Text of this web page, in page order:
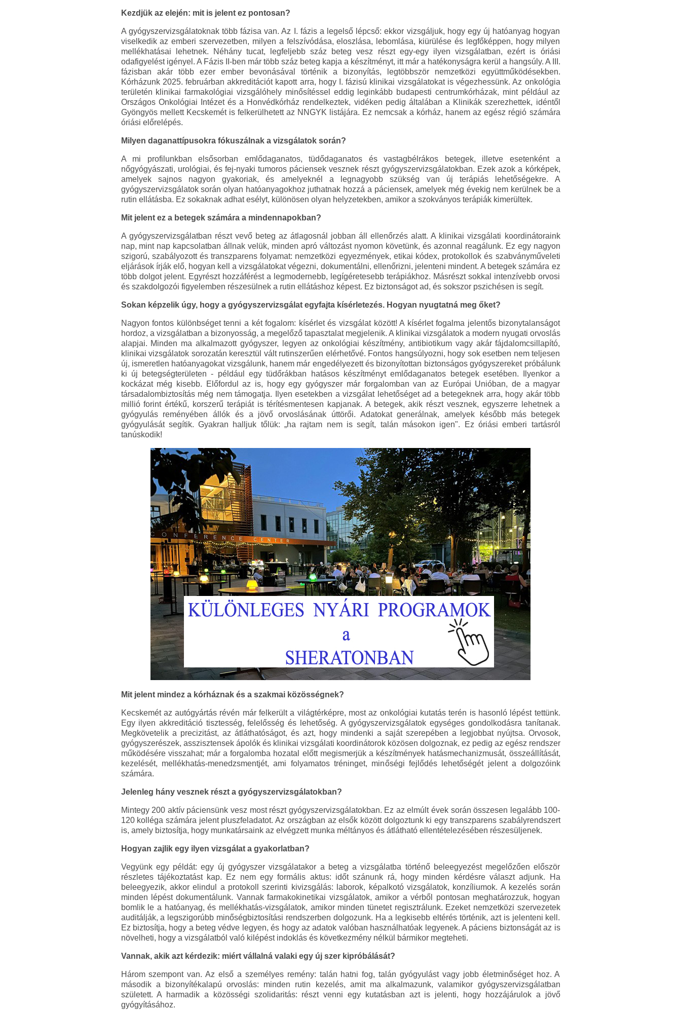
Kezdjük az elején: mit is jelent ez pontosan?
A gyógyszervizsgálatoknak több fázisa van. Az I. fázis a legelső lépcső: ekkor vizsgáljuk, hogy egy új hatóanyag hogyan
viselkedik az emberi szervezetben, milyen a felszívódása, eloszlása, lebomlása, kiürülése és legfőképpen, hogy milyen
mellékhatásai lehetnek. Néhány tucat, legfeljebb száz beteg vesz részt egy-egy ilyen vizsgálatban, ezért is óriási
odafigyelést igényel. A Fázis II-ben már több száz beteg kapja a készítményt, itt már a hatékonyságra kerül a hangsúly. A III.
fázisban akár több ezer ember bevonásával történik a bizonyítás, legtöbbször nemzetközi együttműködésekben.
Kórházunk 2025. februárban akkreditációt kapott arra, hogy I. fázisú klinikai vizsgálatokat is végezhessünk. Az onkológia
területén klinikai farmakológiai vizsgálóhely minősítéssel eddig leginkább budapesti centrumkórházak, mint például az
Országos Onkológiai Intézet és a Honvédkórház rendelkeztek, vidéken pedig általában a Klinikák szerezhettek, idéntől
Gyöngyös mellett Kecskemét is felkerülhetett az NNGYK listájára. Ez nemcsak a kórház, hanem az egész régió számára
óriási előrelépés.
Milyen daganattípusokra fókuszálnak a vizsgálatok során?
A mi profilunkban elsősorban emlődaganatos, tüdődaganatos és vastagbélrákos betegek, illetve esetenként a
nőgyógyászati, urológiai, és fej-nyaki tumoros páciensek vesznek részt gyógyszervizsgálatokban. Ezek azok a kórképek,
amelyek sajnos nagyon gyakoriak, és amelyeknél a legnagyobb szükség van új terápiás lehetőségekre. A
gyógyszervizsgálatok során olyan hatóanyagokhoz juthatnak hozzá a páciensek, amelyek még évekig nem kerülnek be a
rutin ellátásba. Ez sokaknak adhat esélyt, különösen olyan helyzetekben, amikor a szokványos terápiák kimerültek.
Mit jelent ez a betegek számára a mindennapokban?
A gyógyszervizsgálatban részt vevő beteg az átlagosnál jobban áll ellenőrzés alatt. A klinikai vizsgálati koordinátoraink
nap, mint nap kapcsolatban állnak velük, minden apró változást nyomon követünk, és azonnal reagálunk. Ez egy nagyon
szigorú, szabályozott és transzparens folyamat: nemzetközi egyezmények, etikai kódex, protokollok és szabványműveleti
eljárások írják elő, hogyan kell a vizsgálatokat végezni, dokumentálni, ellenőrizni, jelenteni mindent. A betegek számára ez
több dolgot jelent. Egyrészt hozzáférést a legmodernebb, legígéretesebb terápiákhoz. Másrészt sokkal intenzívebb orvosi
és szakdolgozói figyelemben részesülnek a rutin ellátáshoz képest. Ez biztonságot ad, és sokszor pszichésen is segít.
Sokan képzelik úgy, hogy a gyógyszervizsgálat egyfajta kísérletezés. Hogyan nyugtatná meg őket?
Nagyon fontos különbséget tenni a két fogalom: kísérlet és vizsgálat között! A kísérlet fogalma jelentős bizonytalanságot
hordoz, a vizsgálatban a bizonyosság, a megelőző tapasztalat megjelenik. A klinikai vizsgálatok a modern nyugati orvoslás
alapjai. Minden ma alkalmazott gyógyszer, legyen az onkológiai készítmény, antibiotikum vagy akár fájdalomcsillapító,
klinikai vizsgálatok sorozatán keresztül vált rutinszerűen elérhetővé. Fontos hangsúlyozni, hogy sok esetben nem teljesen
új, ismeretlen hatóanyagokat vizsgálunk, hanem már engedélyezett és bizonyítottan biztonságos gyógyszereket próbálunk
ki új betegségterületen - például egy tüdőrákban hatásos készítményt emlődaganatos betegek esetében. Ilyenkor a
kockázat még kisebb. Előfordul az is, hogy egy gyógyszer már forgalomban van az Európai Unióban, de a magyar
társadalombiztosítás még nem támogatja. Ilyen esetekben a vizsgálat lehetőséget ad a betegeknek arra, hogy akár több
millió forint értékű, korszerű terápiát is térítésmentesen kapjanak. A betegek, akik részt vesznek, egyszerre lehetnek a
gyógyulás reményében állók és a jövő orvoslásának úttörői. Adatokat generálnak, amelyek később más betegek
gyógyulását segítik. Gyakran halljuk tőlük: „ha rajtam nem is segít, talán másokon igen". Ez óriási emberi tartásról
tanúskodik!
Mit jelent mindez a kórháznak és a szakmai közösségnek?
Kecskemét az autógyártás révén már felkerült a világtérképre, most az onkológiai kutatás terén is hasonló lépést tettünk.
Egy ilyen akkreditáció tisztesség, felelősség és lehetőség. A gyógyszervizsgálatok egységes gondolkodásra tanítanak.
Megkövetelik a precizitást, az átláthatóságot, és azt, hogy mindenki a saját szerepében a legjobbat nyújtsa. Orvosok,
gyógyszerészek, asszisztensek ápolók és klinikai vizsgálati koordinátorok közösen dolgoznak, ez pedig az egész rendszer
működésére visszahat; már a forgalomba hozatal előtt megismerjük a készítmények hatásmechanizmusát, összeállítását,
kezelését, mellékhatás-menedzsmentjét, ami folyamatos tréninget, minőségi fejlődés lehetőségét jelent a dolgozóink
számára.
Jelenleg hány vesznek részt a gyógyszervizsgálatokban?
Mintegy 200 aktív páciensünk vesz most részt gyógyszervizsgálatokban. Ez az elmúlt évek során összesen legalább 100-
120 kolléga számára jelent pluszfeladatot. Az országban az elsők között dolgoztunk ki egy transzparens szabályrendszert
is, amely biztosítja, hogy munkatársaink az elvégzett munka méltányos és átlátható ellentételezésében részesüljenek.
Hogyan zajlik egy ilyen vizsgálat a gyakorlatban?
Vegyünk egy példát: egy új gyógyszer vizsgálatakor a beteg a vizsgálatba történő beleegyezést megelőzően először
részletes tájékoztatást kap. Ez nem egy formális aktus: időt szánunk rá, hogy minden kérdésre választ adjunk. Ha
beleegyezik, akkor elindul a protokoll szerinti kivizsgálás: laborok, képalkotó vizsgálatok, konzíliumok. A kezelés során
minden lépést dokumentálunk. Vannak farmakokinetikai vizsgálatok, amikor a vérből pontosan meghatározzuk, hogyan
bomlik le a hatóanyag, és mellékhatás-vizsgálatok, amikor minden tünetet regisztrálunk. Ezeket nemzetközi szervezetek
auditálják, a legszigorúbb minőségbiztosítási rendszerben dolgozunk. Ha a legkisebb eltérés történik, azt is jelenteni kell.
Ez biztosítja, hogy a beteg védve legyen, és hogy az adatok valóban használhatóak legyenek. A páciens biztonságát az is
növelheti, hogy a vizsgálatból való kilépést indoklás és következmény nélkül bármikor megteheti.
Vannak, akik azt kérdezik: miért vállalná valaki egy új szer kipróbálását?
Három szempont van. Az első a személyes remény: talán hatni fog, talán gyógyulást vagy jobb életminőséget hoz. A
második a bizonyítékalapú orvoslás: minden rutin kezelés, amit ma alkalmazunk, valamikor gyógyszervizsgálatban
született. A harmadik a közösségi szolidaritás: részt venni egy kutatásban azt is jelenti, hogy hozzájárulok a jövő
gyógyításához.